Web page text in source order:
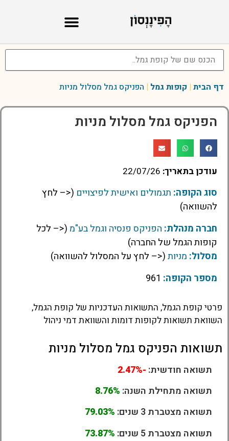
דף הבית | קופות גמל | הפניקס גמל מסלול מניות
הפניקס גמל מסלול מניות
עודכן בתאריך: 22/07/26
סוג הקופה: תגמולים ואישית לפיצויים (<– לחץ
להשוואה)
חברה מנהלת: הפניקס פנסיה וגמל בע"מ (<– לכל
קופות הגמל של החברה)
מסלול: מניות(<– לחץ על המסלול להשוואה)
מספר הקופה:
פרטי קופת הגמל, התשואות העדכניות של קופת הגמל,
השוואת תשואות לקופות דומות והשוואת דמי ניהול
תשואות הפניקס גמל מסלול מניות
תשואה חודשית: -2.47%
תשואה מתחילת השנה: 8.76%
תשואה מצטברת 3 שנים:
79.03%
תשואה מצטברת 5 שנים:
73.87%